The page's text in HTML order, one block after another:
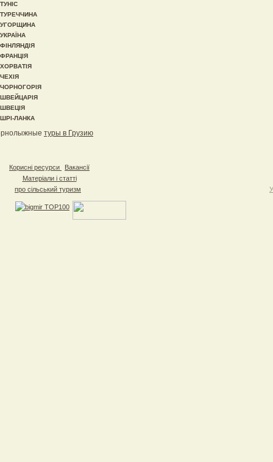
ТУНІС
ТУРЕЧЧИНА
УГОРЩИНА
УКРАЇНА
ФІНЛЯНДІЯ
ФРАНЦІЯ
ХОРВАТІЯ
ЧЕХІЯ
ЧОРНОГОРІЯ
ШВЕЙЦАРІЯ
ШВЕЦІЯ
ШРІ-ЛАНКА
туры в Грузию
Корисні ресурси
Вакансії
Матеріали і статті
про сільський туризм